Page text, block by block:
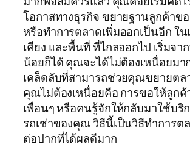
โอกาสทางธุรกิจ ขยายฐานลูกค้าข
หรือทำการตลาดเพิ่มออกเป็นอีก ใ
เคียง และพื้นที่ ที่ไกลออกไป เริ่มจา
น้อยก็ได้ คุณจะได้ไม่ต้องเหนื่อยมา
เคล็ดลับที่สามารถช่วยคุณขยายตล
คุณไม่ต้องเหนื่อยคือ การขอให้ลูก
เพื่อนๆ หรือคนรู้จักให้กลับมาใช้บริ
รถเช่าของคุณ วิธีนี้เป็นวิธีทำการต
ต่อปากที่ได้ผลดีมาก